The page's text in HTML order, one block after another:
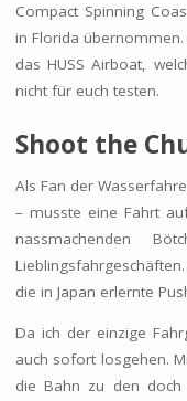
Compact Spinning
in Florida
das HUSS Airboat,
nicht für euch testen.
Shoot the
Als Fan der
– musste eine Fahrt
nassmachenden
die in Japan erlernte
Da ich der einzige
auch sofort losgehen.
die Bahn zu den